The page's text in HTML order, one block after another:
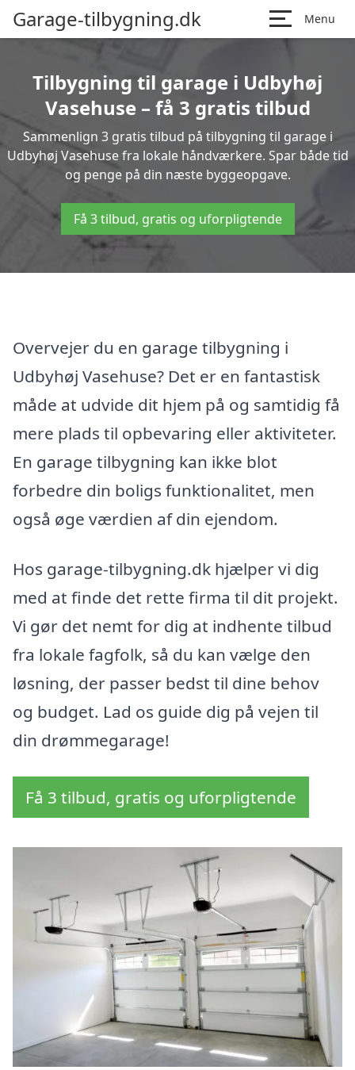
Garage-tilbygning.dk Menu
Tilbygning til garage i Udbyhøj
Vasehuse – få 3 gratis tilbud
Sammenlign 3 gratis tilbud på tilbygning til garage i
Udbyhøj Vasehuse fra lokale håndværkere. Spar både tid
og penge på din næste byggeopgave.
Få 3 tilbud, gratis og uforpligtende
Overvejer du en garage tilbygning i
Udbyhøj Vasehuse? Det er en fantastisk
måde at udvide dit hjem på og samtidig få
mere plads til opbevaring eller aktiviteter.
En garage tilbygning kan ikke blot
forbedre din boligs funktionalitet, men
også øge værdien af din ejendom.
Hos garage-tilbygning.dk hjælper vi dig
med at finde det rette firma til dit projekt.
Vi gør det nemt for dig at indhente tilbud
fra lokale fagfolk, så du kan vælge den
løsning, der passer bedst til dine behov
og budget. Lad os guide dig på vejen til
din drømmegarage!
Få 3 tilbud, gratis og uforpligtende